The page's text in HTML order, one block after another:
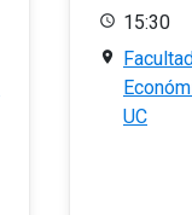
15:30
UC